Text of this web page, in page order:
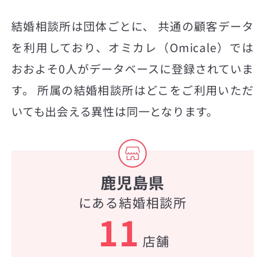
結婚相談所は団体ごとに、 共通の顧客データ
を利用しており、オミカレ（Omicale）では
おおよそ0人がデータベースに登録されていま
す。 所属の結婚相談所はどこをご利用いただ
いても出会える異性は同一となります。
鹿児島県
にある結婚相談所
11 店舗